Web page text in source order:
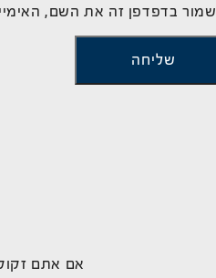
שמור בדפדפן זה את השם,
אם אתם